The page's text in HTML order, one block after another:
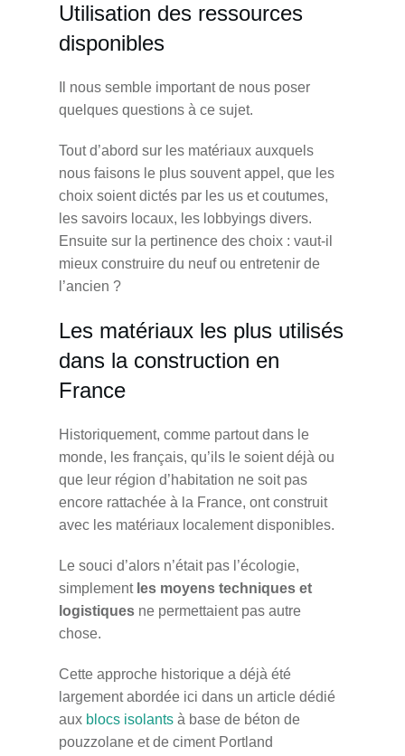
Utilisation des ressources
disponibles
Il nous semble important de nous poser
quelques questions à ce sujet.
Tout d’abord sur les matériaux auxquels
nous faisons le plus souvent appel, que les
choix soient dictés par les us et coutumes,
les savoirs locaux, les lobbyings divers.
Ensuite sur la pertinence des choix : vaut-il
mieux construire du neuf ou entretenir de
l’ancien ?
Les matériaux les plus utilisés
dans la construction en
France
Historiquement, comme partout dans le
monde, les français, qu’ils le soient déjà ou
que leur région d’habitation ne soit pas
encore rattachée à la France, ont construit
avec les matériaux localement disponibles.
Le souci d’alors n’était pas l’écologie,
simplementles moyens techniques et
logistiquesne permettaient pas autre
chose.
Cette approche historique a déjà été
largement abordée ici dans un article dédié
aux blocs isolantsà base de béton de
pouzzolane et de ciment Portland